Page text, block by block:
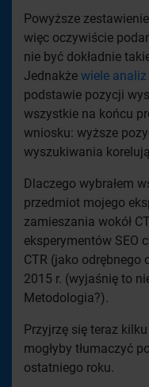
Powyższe
więc oczywiście
nie być dokładnie
Jednakże wiele analiz
podstawie pozycji
wszystkie na końcu
wniosku: wyższe
wyszukiwania
Dlaczego wybrałem
przedmiot mojego
zamieszania wokół
eksperymentów SEO
CTR (jako odrębnego
2015 r. (wyjaśnię to
Metodologia?).
Przyjrzę się teraz
mogłyby tłumaczyć
ostatniego roku.